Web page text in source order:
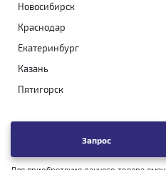
Новосибирск
Краснодар
Екатеринбург
Казань
Пятигорск
Запрос